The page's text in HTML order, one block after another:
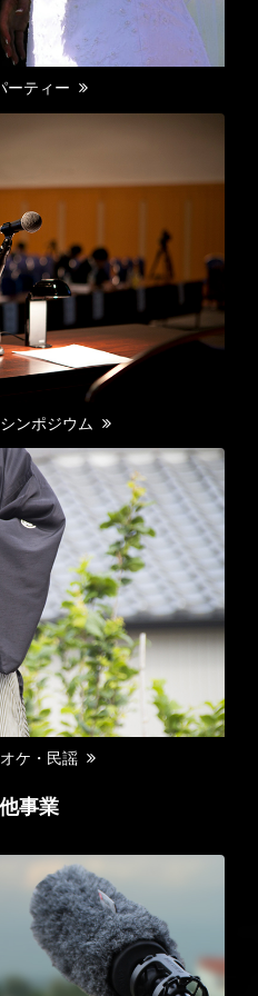
ーティー
ンポジウム
ケ・民謡
事業